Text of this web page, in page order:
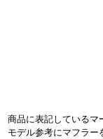
商品に表記しているマ
モデル参考にマフラー